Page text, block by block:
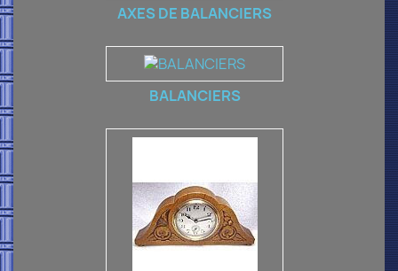
AXES DE BALANCIERS
BALANCIERS